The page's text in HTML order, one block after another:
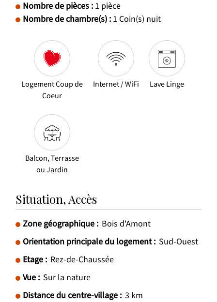
Nombre de pièces : 1 pièce
Nombre de chambre(s) : 1 Coin(s) nuit
Logement Coup de
Coeur
Internet / WiFi Lave Linge
Balcon, Terrasse
ou Jardin
Situation, Accès
Zone géographique : Bois d'Amont
Orientation principale du logement : Sud-Ouest
Etage : Rez-de-Chaussée
Vue : Sur la nature
Distance du centre-village : 3 km